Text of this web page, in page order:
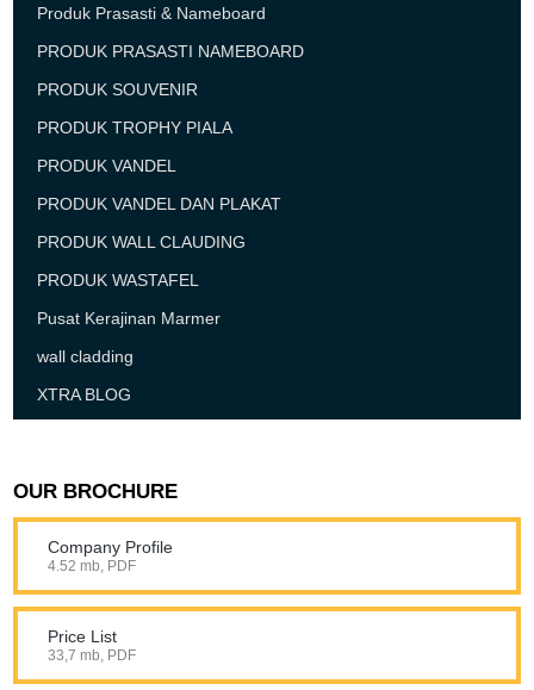
Produk Prasasti & Nameboard
PRODUK PRASASTI NAMEBOARD
PRODUK SOUVENIR
PRODUK TROPHY PIALA
PRODUK VANDEL
PRODUK VANDEL DAN PLAKAT
PRODUK WALL CLAUDING
PRODUK WASTAFEL
Pusat Kerajinan Marmer
wall cladding
XTRA BLOG
OUR BROCHURE
Company Profile
4.52 mb, PDF
Price List
33,7 mb, PDF